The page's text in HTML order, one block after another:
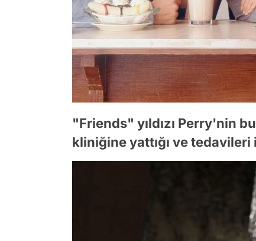
"Friends" yıldızı Perry'nin
kliniğine yattığı ve tedavileri